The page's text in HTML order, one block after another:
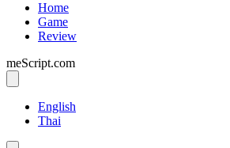
Home
Game
Review
meScript.com
English
Thai